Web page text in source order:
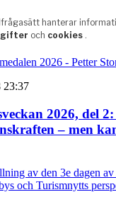
23:37
2026, del
– men
av den 3e dagen
och Turismnytts